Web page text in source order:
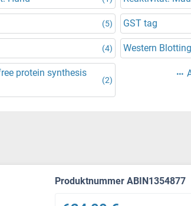
(5) GST tag
(4) Western
protein synthesis
(2)
Produktnummer ABIN1354877